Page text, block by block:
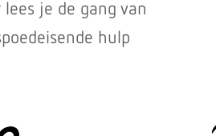
lees je de gang van
hulp